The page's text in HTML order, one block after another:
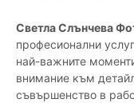
Светла Слънчева
професионални
най-важните
внимание към
съвършенство в